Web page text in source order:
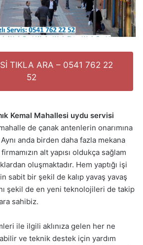
TIKLA ARA – 0541 762 22
52
Kemal Mahallesi uydu servisi
de çanak antenlerin onarımına
Aynı anda birden daha fazla mekana
alt yapısı oldukça sağlam
oluşmaktadır. Hem yaptığı işi
sabit bir şekil de kalıp yavaş yavaş
şekil de en yeni teknolojileri de takip
sahibiz.
ile ilgili aklınıza gelen her ne
ve teknik destek için yardım